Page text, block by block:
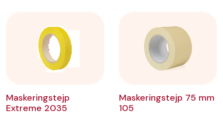
Maskeringstejp
Extreme 2035
Maskeringstejp 75 mm
105